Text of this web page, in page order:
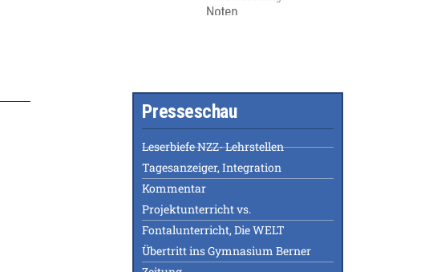
Presseschau
Leserbiefe NZZ- Lehrstellen
Tagesanzeiger, Integration
Kommentar
Projektunterricht vs.
Fontalunterricht, Die WELT
Übertritt ins Gymnasium Berner